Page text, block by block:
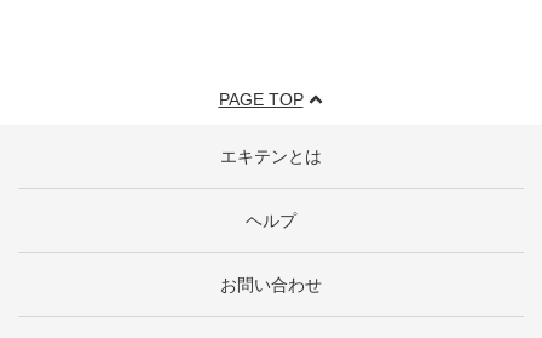
PAGE TOP
エキテンとは
ヘルプ
お問い合わせ